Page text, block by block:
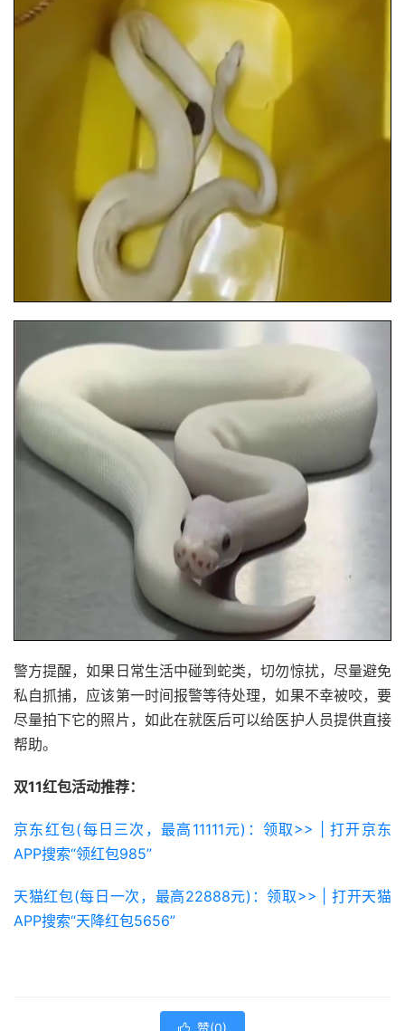
警方提醒，如果日常生活中碰到蛇类，切勿惊扰，尽量避免
私自抓捕，应该第一时间报警等待处理，如果不幸被咬，要
尽量拍下它的照片，如此在就医后可以给医护人员提供直接
帮助。
双11红包活动推荐：
京东红包(每日三次，最高11111元)：领取>> | 打开京东
APP搜索“领红包985”
天猫红包(每日一次，最高22888元)：领取>> | 打开天猫
APP搜索“天降红包5656”
 赞(0)